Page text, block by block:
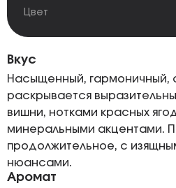
Цвет
Вкус
Насыщенный, гармоничный,
раскрывается
вишни, нотками красных
минеральными акцентами.
продолжительное, с
нюансами.
Аромат